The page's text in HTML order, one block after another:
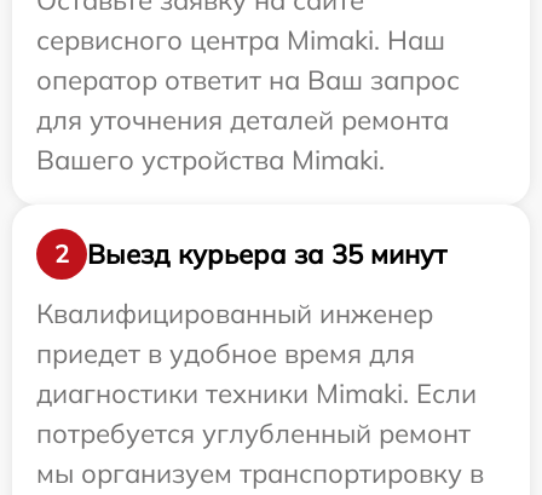
сервисного центра Mimaki. Наш
оператор ответит на Ваш запрос
для уточнения деталей ремонта
Вашего устройства Mimaki.
2
Выезд курьера за 35 минут
Квалифицированный инженер
приедет в удобное время для
диагностики техники Mimaki. Если
потребуется углубленный ремонт
мы организуем транспортировку в